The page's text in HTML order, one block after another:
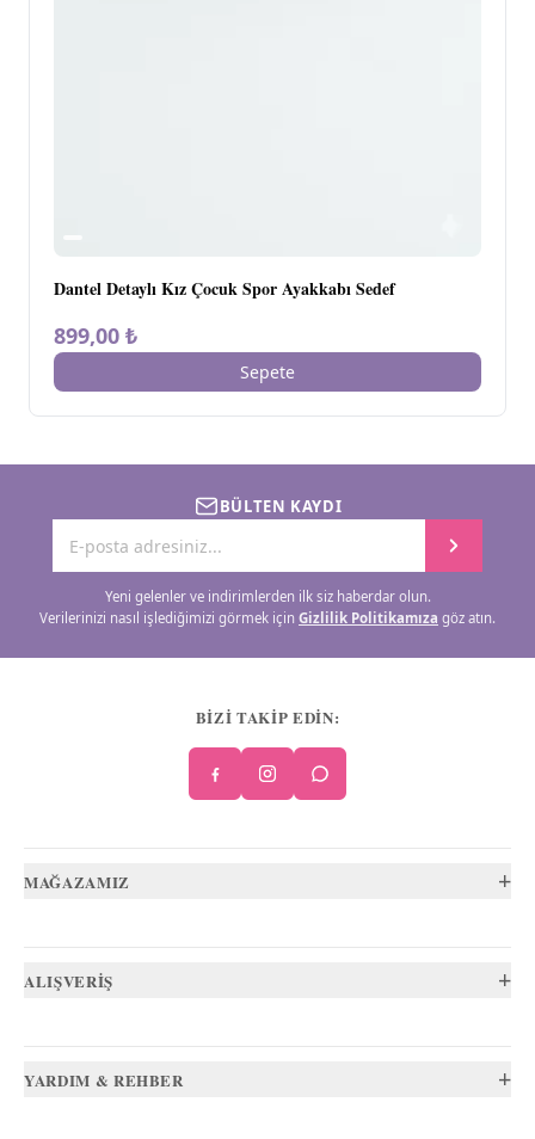
Dantel Detaylı Kız Çocuk Spor Ayakkabı Sedef
899,00 ₺
Sepete
BÜLTEN KAYDI
Yeni gelenler ve indirimlerden ilk siz haberdar olun.
Verilerinizi nasıl işlediğimizi görmek için Gizlilik Politikamıza göz atın.
BİZİ TAKİP EDİN:
MAĞAZAMIZ +
ALIŞVERİŞ +
YARDIM & REHBER +